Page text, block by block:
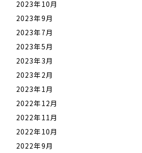
2023年10月
2023年9月
2023年7月
2023年5月
2023年3月
2023年2月
2023年1月
2022年12月
2022年11月
2022年10月
2022年9月